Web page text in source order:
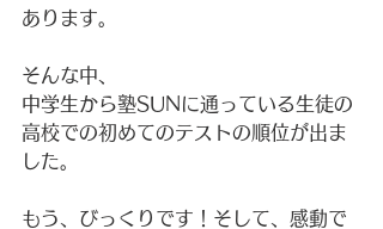
あります。
そんな中、
中学生から塾SUNに通っている生徒の
高校での初めてのテストの順位が出ま
した。
もう、びっくりです！そして、感動で